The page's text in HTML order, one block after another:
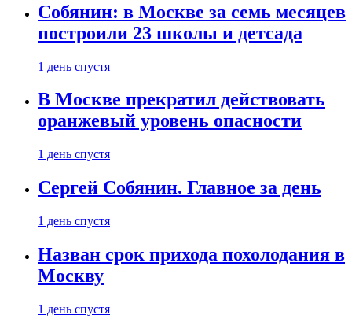
Собянин: в Москве за семь месяцев
построили 23 школы и детсада
1 день спустя
В Москве прекратил действовать
оранжевый уровень опасности
1 день спустя
Сергей Собянин. Главное за день
1 день спустя
Назван срок прихода похолодания в
Москву
1 день спустя